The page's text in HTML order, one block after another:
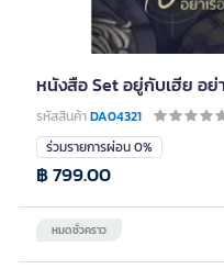
หนังสือ Set อยู่กับเฮีย อย่
รหัสสินค้าDA04321
ร่วมรายการผ่อน 0%
หมดชั่วคราว
฿ 799.00